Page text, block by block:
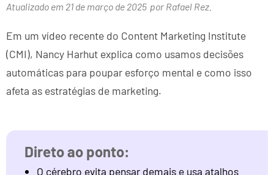
Atualizado em 21 de março de 2025 por Rafael Rez.
Em um vídeo recente do Content Marketing Institute
(CMI), Nancy Harhut explica como usamos decisões
automáticas para poupar esforço mental e como isso
afeta as estratégias de marketing.
O cérebro evita pensar demais e usa atalhos